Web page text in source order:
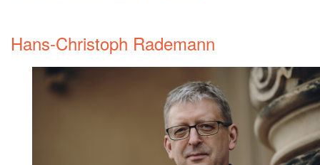
Hans-Christoph Rademann